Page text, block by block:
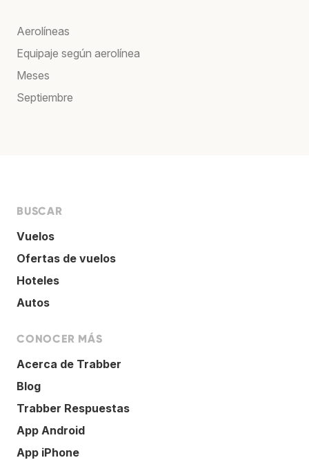
Aerolíneas
Equipaje según aerolínea
Meses
Septiembre
BUSCAR
Vuelos
Ofertas de vuelos
Hoteles
Autos
CONOCER MÁS
Acerca de Trabber
Blog
Trabber Respuestas
App Android
App iPhone